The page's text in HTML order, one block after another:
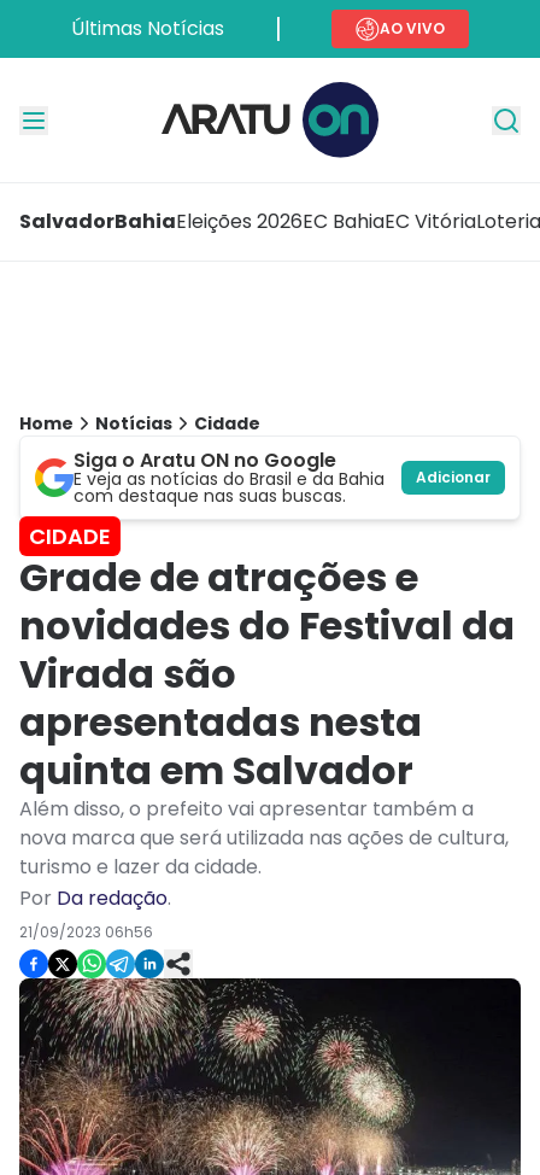
Últimas Notícias AO VIVO
SalvadorBahiaEleições 2026EC BahiaEC Vitória
Home Notícias Cidade
Siga o Aratu ON no Google
E veja as notícias do Brasil e da Bahia
com destaque nas suas buscas.
Adicionar
CIDADE
Grade de atrações e
novidades do Festival da
Virada são
apresentadas nesta
quinta em Salvador
Além disso, o prefeito vai apresentar também a
nova marca que será utilizada nas ações de cultura,
turismo e lazer da cidade.
Por Da redação.
21/09/2023 06h56